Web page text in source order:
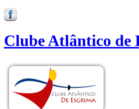
Clube Atlântico de